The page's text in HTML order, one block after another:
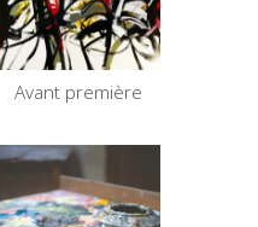
Avant première